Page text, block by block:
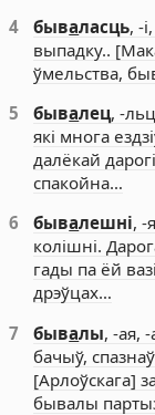
4
бываласць, -
выпадку..
ўмельства,
5
бывалец, -
які многа
далёкай
спакойна…
6
бывалешні, -
колішні.
гады па ёй
дрэўцах…
7
бывалы, -ая,
бачыў,
[Арлоўскага]
бывалы